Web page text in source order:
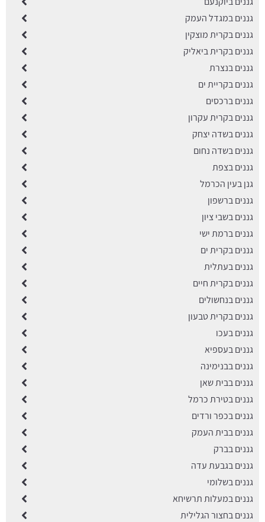
גננים במגדל העמק
גננים בקרית מוצקין
גננים בקרית ביאליק
גננים בנצרת
גננים בקריית ים
גננים ברכסים
גננים בקרית עקרון
גננים בשדה יצחק
גננים בשדה נחום
גננים בצפת
גנן בעין הכרמל
גננים ברשפון
גננים בשבי ציון
גננים ברמת ישי
גננים בקרית ים
גננים בעתלית
גננים בקרית חיים
גננים בנחשולים
גננים בקרית טבעון
גננים בעכו
גננים בעספיא
גננים בבנימינה
גננים בבית שאן
גננים בטירת כרמל
גננים בכפר ורדים
גננים בבית העמק
גננים בברק
גננים בגבעת עדה
גננים בשלומי
גננים במעלות תרשיחא
גננים בחצור הגלילית